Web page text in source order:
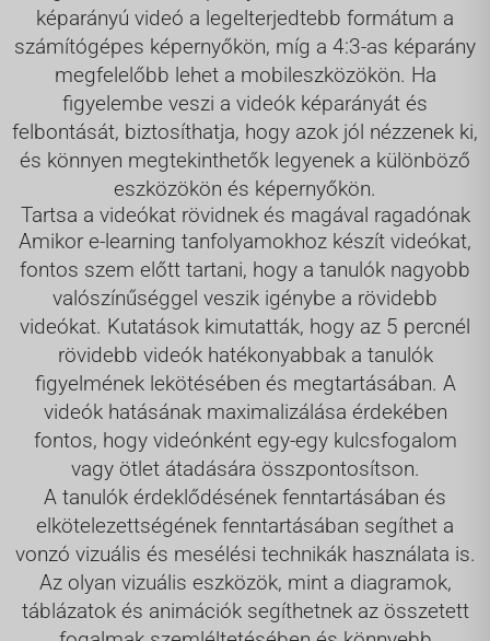
képarányú videó a legelterjedtebb formátum a
számítógépes képernyőkön, míg a 4:3-as képarány
megfelelőbb lehet a mobileszközökön. Ha
figyelembe veszi a videók képarányát és
felbontását, biztosíthatja, hogy azok jól nézzenek ki,
és könnyen megtekinthetők legyenek a különböző
eszközökön és képernyőkön.
Tartsa a videókat rövidnek és magával ragadónak
Amikor e-learning tanfolyamokhoz készít videókat,
fontos szem előtt tartani, hogy a tanulók nagyobb
valószínűséggel veszik igénybe a rövidebb
videókat. Kutatások kimutatták, hogy az 5 percnél
rövidebb videók hatékonyabbak a tanulók
figyelmének lekötésében és megtartásában. A
videók hatásának maximalizálása érdekében
fontos, hogy videónként egy-egy kulcsfogalom
vagy ötlet átadására összpontosítson.
A tanulók érdeklődésének fenntartásában és
elkötelezettségének fenntartásában segíthet a
vonzó vizuális és mesélési technikák használata is.
Az olyan vizuális eszközök, mint a diagramok,
táblázatok és animációk segíthetnek az összetett